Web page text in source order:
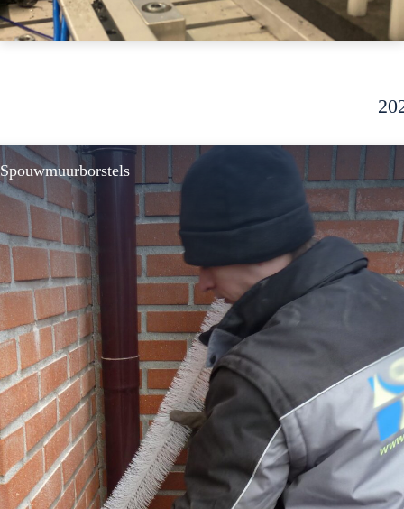
Spouwmuurborstels